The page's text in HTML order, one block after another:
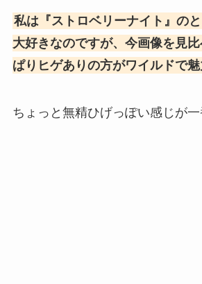
私は『ストロベリーナイト』の
大好きなのですが、今画像を見
ぱりヒゲありの方がワイルドで魅
ちょっと無精ひげっぽい感じが一